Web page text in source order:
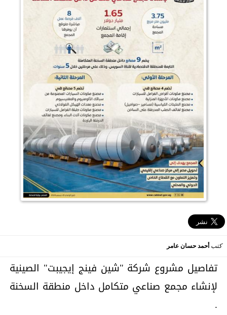
كتب أحمد حسان عامر
تفاصيل مشروع شركة "شين فينج إيجيبت" الصينية
لإنشاء مجمع صناعي متكامل داخل منطقة السخنة
.